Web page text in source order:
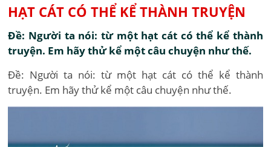
HẠT CÁT CÓ THỂ KỂ THÀNH TRUYỆN
Đề: Người ta nói: từ một hạt cát có thể kể thành
truyện. Em hãy thử kể một câu chuyện như thế.
Đề: Người ta nói: từ một hạt cát có thể kể thành
truyện. Em hãy thử kể một câu chuyện như thế.